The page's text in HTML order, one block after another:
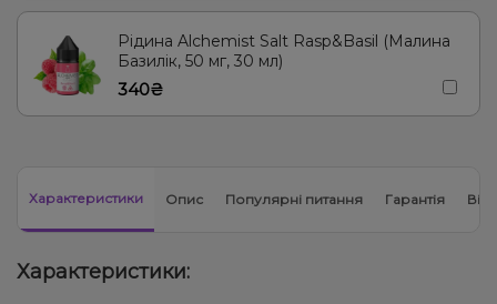
Рідина Alchemist Salt Rasp&Basil (Малина
Базилік, 50 мг, 30 мл)
340₴
Характеристики Опис Популярні питання Гарантія
Характеристики: